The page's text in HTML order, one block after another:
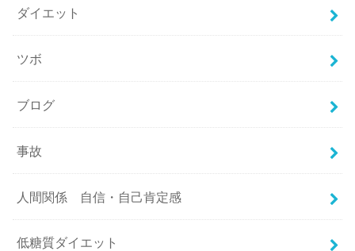
ダイエット
ツボ
ブログ
事故
人間関係 自信・自己肯定感
低糖質ダイエット